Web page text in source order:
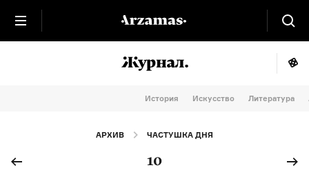
История Искусство Литература
АРХИВ ЧАСТУШКА ДНЯ
10